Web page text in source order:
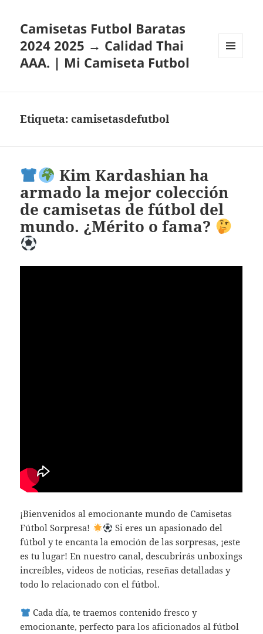
Camisetas Futbol Baratas
2024 2025 → Calidad Thai
AAA. | Mi Camiseta Futbol
Etiqueta:camisetasdefutbol
Kim Kardashian ha
armado la mejor colección
de camisetas de fútbol del
mundo. ¿Mérito o fama?
¡Bienvenidos al emocionante mundo de Camisetas
Fútbol Sorpresa!
Si eres un apasionado del
fútbol y te encanta la emoción de las sorpresas, ¡este
es tu lugar! En nuestro canal, descubrirás unboxings
increíbles, videos de noticias, reseñas detalladas y
todo lo relacionado con el fútbol.
Cada día, te traemos contenido fresco y
emocionante, perfecto para los aficionados al fútbol